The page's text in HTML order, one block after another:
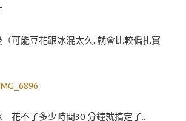
可能豆花跟冰混太久..就會比較偏扎實
花不了多少時間30 分鐘就搞定了..